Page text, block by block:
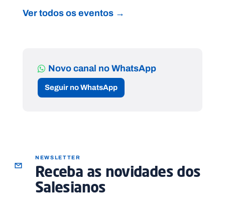
Ver todos os eventos →
Novo canal no WhatsApp
Seguir no WhatsApp
NEWSLETTER
Receba as novidades dos
Salesianos